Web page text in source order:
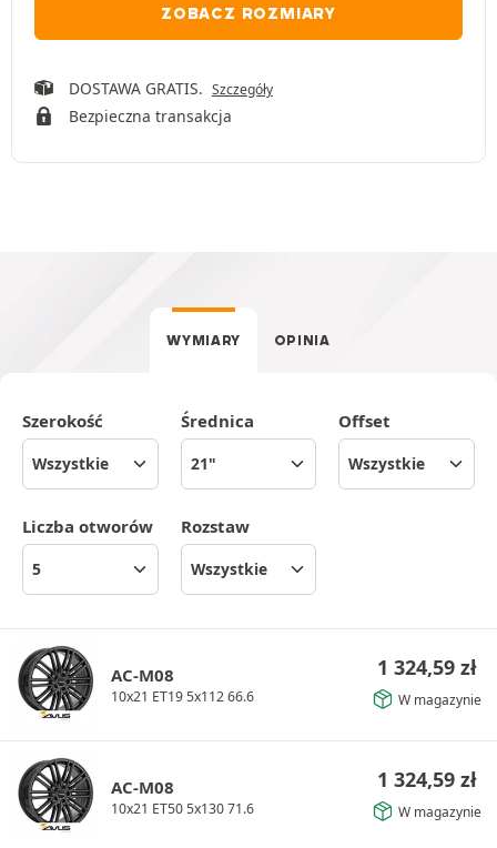
ZOBACZ ROZMIARY
DOSTAWA GRATIS. Szczegóły
Bezpieczna transakcja
WYMIARY OPINIA
Szerokość Średnica Offset
Liczba otworów Rozstaw
AC-M08
10x21 ET19 5x112 66.6
1 324,59 zł
W magazynie
AC-M08
10x21 ET50 5x130 71.6
1 324,59 zł
W magazynie